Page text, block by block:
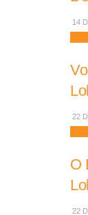
14
22
O
22